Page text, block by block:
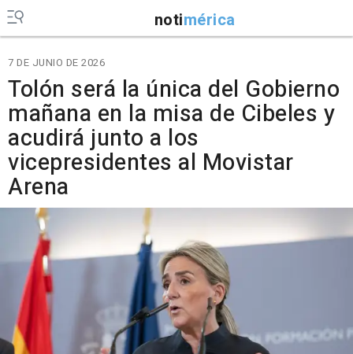
notimérica
7 DE JUNIO DE 2026
Tolón será la única del Gobierno
mañana en la misa de Cibeles y
acudirá junto a los
vicepresidentes al Movistar
Arena